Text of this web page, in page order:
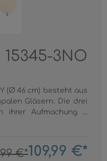
15345-3NO
(Ø 46 cm) besteht aus
Gläsern. Die drei
ihrer Aufmachung ...
€*109,99 €*